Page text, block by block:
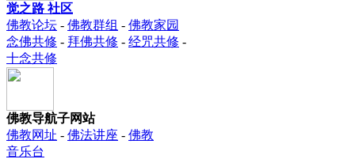
觉之路 社区
佛教论坛 - 佛教群组 - 佛教家园
念佛共修 - 拜佛共修 - 经咒共修 -
十念共修
佛教导航子网站
佛教网址 - 佛法讲座 - 佛教
音乐台